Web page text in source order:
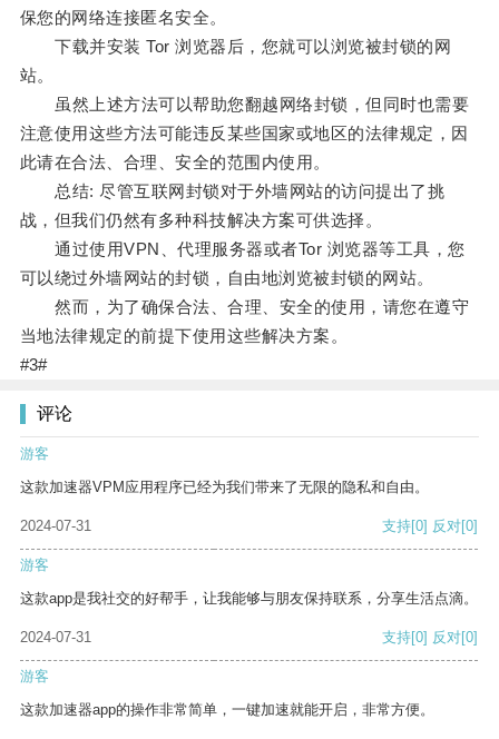
保您的网络连接匿名安全。
下载并安装 Tor 浏览器后，您就可以浏览被封锁的网
站。
虽然上述方法可以帮助您翻越网络封锁，但同时也需要
注意使用这些方法可能违反某些国家或地区的法律规定，因
此请在合法、合理、安全的范围内使用。
总结: 尽管互联网封锁对于外墙网站的访问提出了挑
战，但我们仍然有多种科技解决方案可供选择。
通过使用VPN、代理服务器或者Tor 浏览器等工具，您
可以绕过外墙网站的封锁，自由地浏览被封锁的网站。
然而，为了确保合法、合理、安全的使用，请您在遵守
当地法律规定的前提下使用这些解决方案。
#3#
评论
游客
这款加速器VPM应用程序已经为我们带来了无限的隐私和自由。
2024-07-31 支持[0] 反对[0]
游客
这款app是我社交的好帮手，让我能够与朋友保持联系，分享生活点滴。
2024-07-31 支持[0] 反对[0]
游客
这款加速器app的操作非常简单，一键加速就能开启，非常方便。